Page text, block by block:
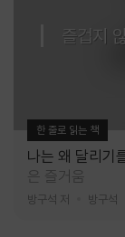
즐겁지
한 줄로 읽는 책
나는 왜 달리기
은 즐거움
방구석 저 방구석